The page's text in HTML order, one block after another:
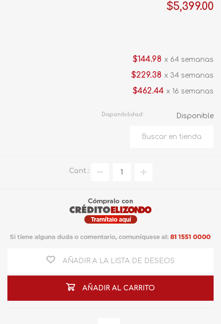
$5,399.00
$144.98 x 64 semanas
$229.38 x 34 semanas
$462.44 x 16 semanas
Disponibilidad: Disponible
Cant.:
AÑADIR A LA LISTA DE DESEOS
AÑADIR AL CARRITO